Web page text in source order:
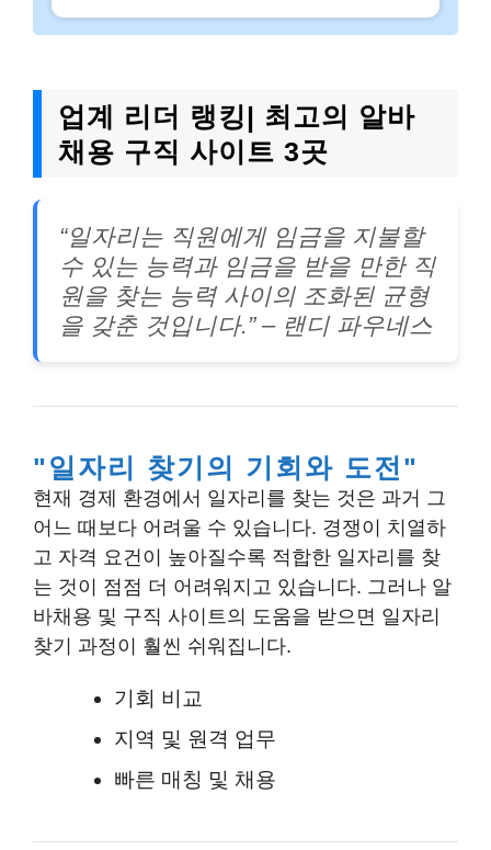
업계 리더 랭킹| 최고의 알바
채용 구직 사이트 3곳
“일자리는 직원에게 임금을 지불할
수 있는 능력과 임금을 받을 만한 직
원을 찾는 능력 사이의 조화된 균형
을 갖춘 것입니다.” – 랜디 파우네스
일자리 찾기의 기회와 도전
현재 경제 환경에서 일자리를 찾는 것은 과거 그
어느 때보다 어려울 수 있습니다. 경쟁이 치열하
고 자격 요건이 높아질수록 적합한 일자리를 찾
는 것이 점점 더 어려워지고 있습니다. 그러나 알
바채용 및 구직 사이트 의 도움을 받으면 일자리
찾기 과정이 훨씬 쉬워집니다.
기회 비교
지역 및 원격 업무
빠른 매칭 및 채용